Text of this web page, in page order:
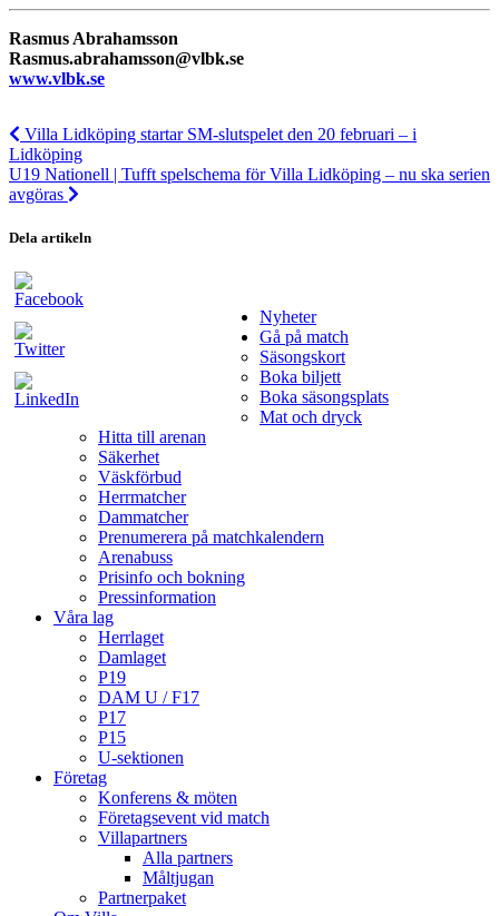
Rasmus Abrahamsson
Rasmus.abrahamsson@vlbk.se
www.vlbk.se
Villa Lidköping startar SM-slutspelet den 20 februari – i
Lidköping
U19 Nationell | Tufft spelschema för Villa Lidköping – nu ska serien
avgöras
Dela artikeln
Nyheter
Gå på match
Säsongskort
Boka biljett
Boka säsongsplats
Mat och dryck
Hitta till arenan
Säkerhet
Väskförbud
Herrmatcher
Dammatcher
Prenumerera på matchkalendern
Arenabuss
Prisinfo och bokning
Pressinformation
Våra lag
Herrlaget
Damlaget
P19
DAM U / F17
P17
P15
U-sektionen
Företag
Konferens & möten
Företagsevent vid match
Villapartners
Alla partners
Måltjugan
Partnerpaket